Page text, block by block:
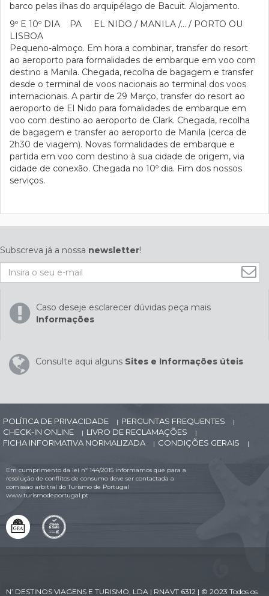
barco pelas ilhas do arquipélago de Bacuit. Alojamento.
9º E 10º DIA PA EL NIDO / MANILA /… / PORTO OU
LISBOA
Pequeno-almoço. Em hora a combinar, transfer do resort
ao aeroporto para formalidades de embarque em voo com
destino a Manila. Chegada, recolha de bagagem e transfer
desde o terminal de voos nacionais ao terminal dos voos
internacionais. A partir de 29 Março, transfer do resort ao
aeroporto de El Nido para fomalidades de embarque em
voo com destino ao aeroporto de Clark. Chegada, recolha
de bagagem e transfer ao aeroporto de Manila (cerca de
2h30 de viagem). Novas formalidades de embarque e
partida em voo com destino à sua cidade de origem, via
cidade de conexão. Chegada no 10º dia. Fim dos nossos
serviços.
Subscreva já a nossa newsletter!
Caso deseje esclarecer dúvidas peça mais
Informações
Consulte aqui alguns Sites e Informações úteis
POLÍTICA DE PRIVACIDADE | PERGUNTAS FREQUENTES |
CHECK-IN ONLINE | LIVRO DE RECLAMAÇÕES |
FICHA INFORMATIVA NORMALIZADA | CONDIÇÕES GERAIS |
Em cumprimento da lei nº 144/2015 informamos que para a
resolução de conflitos de consumo deve ser contactada a
comissão arbitral do Turismo de Portugal
www.turismodeportugal.pt
N’ DESTINOS VIAGENS E TURISMO, LDA | RNAVT 6312 | © 2023 Todos os